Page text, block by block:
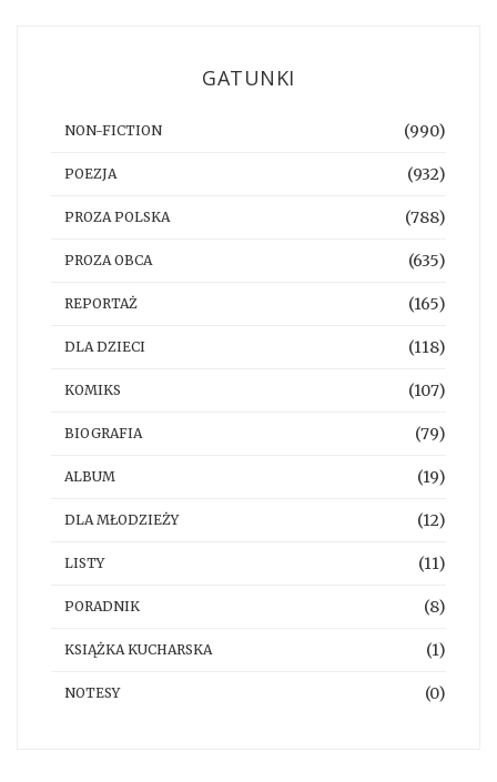
GATUNKI
NON-FICTION (990)
POEZJA (932)
PROZA POLSKA (788)
PROZA OBCA (635)
REPORTAŻ (165)
DLA DZIECI (118)
KOMIKS (107)
BIOGRAFIA (79)
ALBUM (19)
DLA MŁODZIEŻY (12)
LISTY (11)
PORADNIK (8)
KSIĄŻKA KUCHARSKA (1)
NOTESY (0)